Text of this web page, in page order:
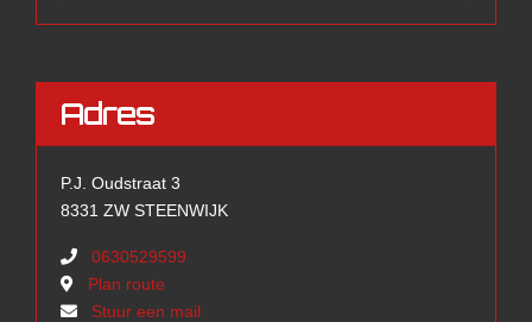
Adres
P.J. Oudstraat 3
8331 ZW STEENWIJK
0630529599
Plan route
Stuur een mail